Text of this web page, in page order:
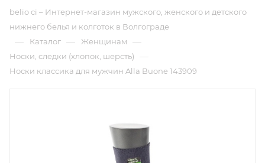
belio ci – Интернет-магазин мужского, женского и детского
нижнего белья и колготок в Волгограде
— Каталог — Женщинам —
Носки, следки (хлопок, шерсть) —
Носки классика для мужчин Alla Buone 143909